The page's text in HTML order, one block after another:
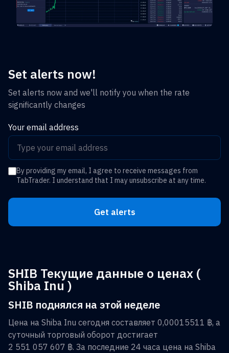
Set alerts now!
Set alerts now and we'll notify you when the rate
significantly changes
Your email address
By providing my email, I agree to receive messages from
TabTrader. I understand that I may unsubscribe at any time.
Get alerts
SHIB Текущие данные о ценах (
Shiba Inu )
SHIB поднялся на этой неделе
Цена на Shiba Inu сегодня составляет 0,00015511 ฿, а
суточный торговый оборот достигает
2 551 057 607 ฿. За последние 24 часа цена на Shiba